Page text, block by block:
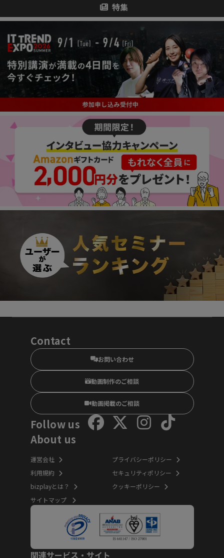
特集
Contact
お問い合わせ
動画制作のご相談
動画掲載のご相談
Follow us
About us
運営会社
利用規約
bizplayとは？
サイトマップ
プライバシーポリシー
セキュリティポリシー
クッキーポリシー
関連サービス・サイト